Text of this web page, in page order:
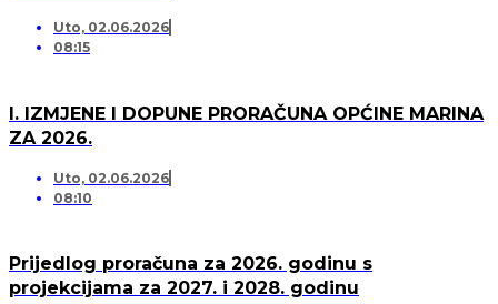
Uto, 02.06.2026
08:15
I. IZMJENE I DOPUNE PRORAČUNA OPĆINE MARINA
ZA 2026.
Uto, 02.06.2026
08:10
Prijedlog proračuna za 2026. godinu s
projekcijama za 2027. i 2028. godinu